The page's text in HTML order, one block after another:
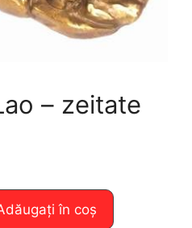
– zeitate
în coș